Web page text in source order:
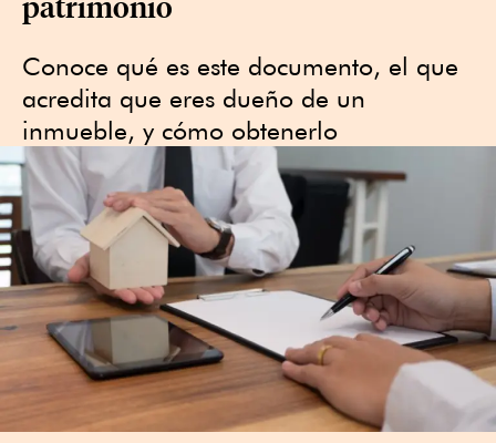
Conoce qué es este documento, el que
acredita que eres dueño de un
inmueble, y cómo obtenerlo